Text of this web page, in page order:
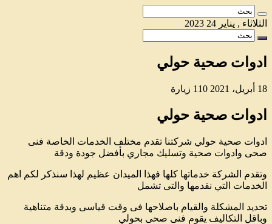
الثلاثاء , يناير 24 2023
ادوات صحية حولي
18 أبريل، 2021 110 زيارة
ادوات صحية حولي
ادوات صحية حولي شركتنا تقدم مختلف الخدمات الخاصة فنى
صحى وادوات صحية وتسليك مجاري بأفضل جودة ودقة
وتقدم الشركة خدماتها كلها فهذا الميدان عظيم لهذا سنذكر لكم اهم
الخدمات التي نقدمها والتى تشمل
تحديد المشكلة والقيام باصلاحها فى وقت قياسى وبدقة متناهية
وباقل التكاليف يقوم فنى صحى بحولي